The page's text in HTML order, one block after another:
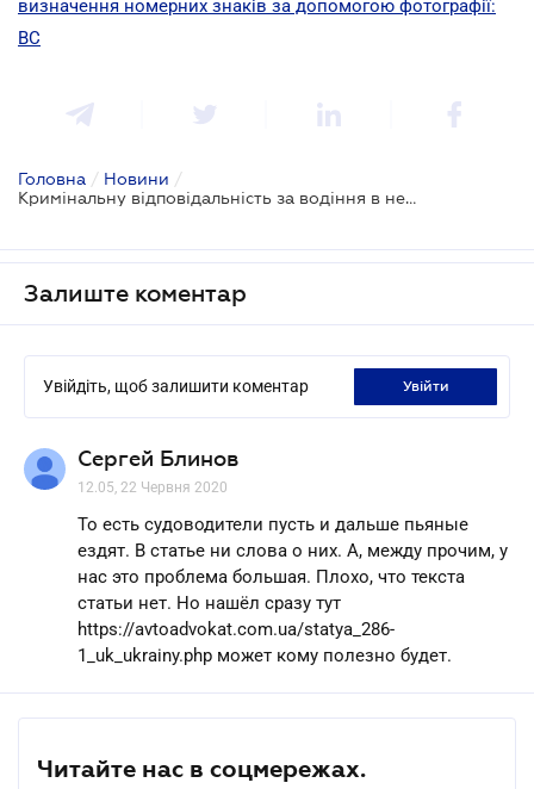
визначення номерних знаків за допомогою фотографії:
ВС
Головна / Новини /
Кримінальну відповідальність за водіння в нетверезому вигляді відтермінували
Залиште коментар
Увійдіть, щоб залишити коментар увійти
Сергей Блинов
12.05, 22 Червня 2020
То есть судоводители пусть и дальше пьяные
ездят. В статье ни слова о них. А, между прочим, у
нас это проблема большая. Плохо, что текста
статьи нет. Но нашёл сразу тут
https://avtoadvokat.com.ua/statya_286-
1_uk_ukrainy.php может кому полезно будет.
Читайте нас в соцмережах.